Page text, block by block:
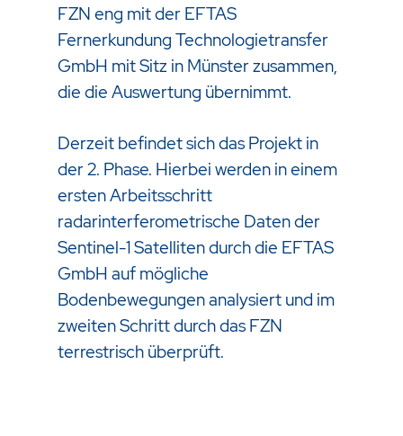
FZN eng mit der EFTAS
Fernerkundung Technologietransfer
GmbH mit Sitz in Münster zusammen,
die die Auswertung übernimmt.
Derzeit befindet sich das Projekt in
der 2. Phase. Hierbei werden in einem
ersten Arbeitsschritt
radarinterferometrische Daten der
Sentinel-1 Satelliten durch die EFTAS
GmbH auf mögliche
Bodenbewegungen analysiert und im
zweiten Schritt durch das FZN
terrestrisch überprüft.